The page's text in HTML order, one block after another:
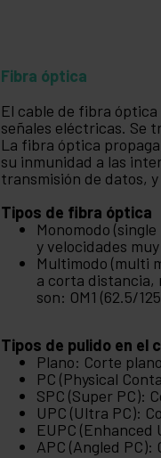
Fibra óptica
El cable de fibra
señales eléctricas. Se
La fibra óptica
su inmunidad a las
transmisión de datos,
Tipos de fibra óptica
Monomodo
y velocidades
Multimodo (multi
a corta distancia,
son: OM1 (62.5/
Tipos de pulido en el
Plano: Corte
PC (Physical
SPC (Super PC):
UPC (Ultra PC):
EUPC (Enhanced
APC (Angled